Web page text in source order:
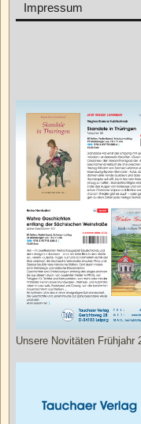
Impressum
Unsere Novitäten Frühjahr